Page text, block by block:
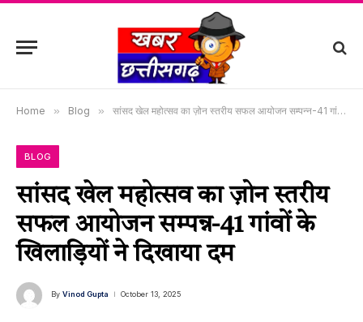
Home » Blog » सांसद खेल महोत्सव का ज़ोन स्तरीय सफल आयोजन सम्पन्न-41 गांवों के खिलाड़ियों ने दिखाया दम
BLOG
सांसद खेल महोत्सव का ज़ोन स्तरीय
सफल आयोजन सम्पन्न-41 गांवों के
खिलाड़ियों ने दिखाया दम
By Vinod Gupta October 13, 2025